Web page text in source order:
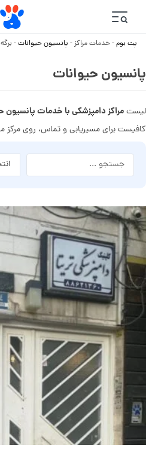
پت بوم-خدمات مراکز- پانسیون حیوانات- برگه ۲
پانسیون حیوانات
لیستمراکز دامپزشکی با خدمات پانسیون
کافیست برای مسیریابی و تماس، روی مرکز